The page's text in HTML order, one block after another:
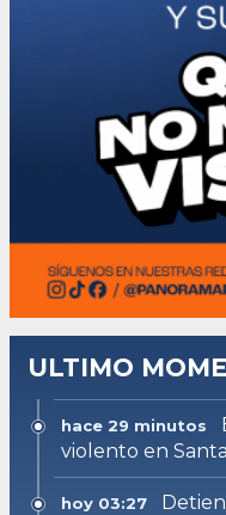
ULTIMO
hace 29 minutos
violento en
hoy 03:27